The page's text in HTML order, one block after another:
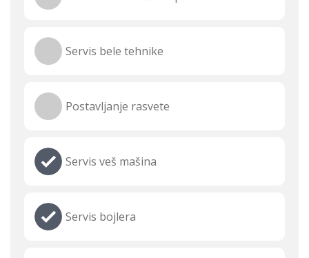
Servis bele tehnike
Postavljanje rasvete
Servis veš mašina
Servis bojlera